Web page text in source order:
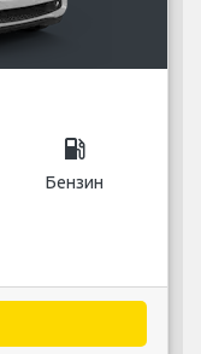
local_gas_station
Бензин